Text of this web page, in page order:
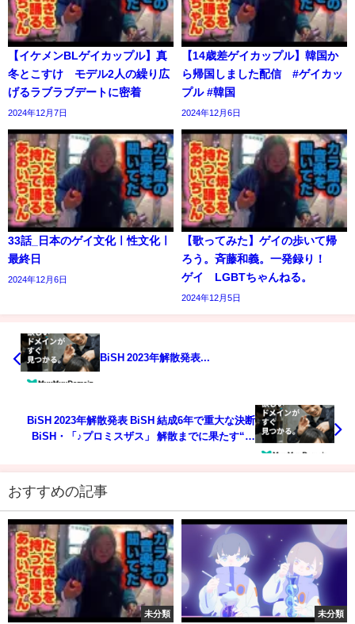
【イケメンBLゲイカップル】真
冬とこすけ モデル2人の繰り広
げるラブラブデートに密着
2024年12月7日
【14歳差ゲイカップル】韓国か
ら帰国しました配信 #ゲイカッ
プル #韓国
2024年12月6日
33話_日本のゲイ文化ㅣ性文化ㅣ
最終日
2024年12月6日
【歌ってみた】ゲイの歩いて帰
ろう。斉藤和義。一発録り！
ゲイ LGBTちゃんねる。
2024年12月5日
BiSH 2023年解散発表...
BiSH 2023年解散発表 BiSH 結成6年で重大な決断
BiSH・「♪プロミスザス」 解散までに果たす“約
おすすめの記事
未分類 未分類